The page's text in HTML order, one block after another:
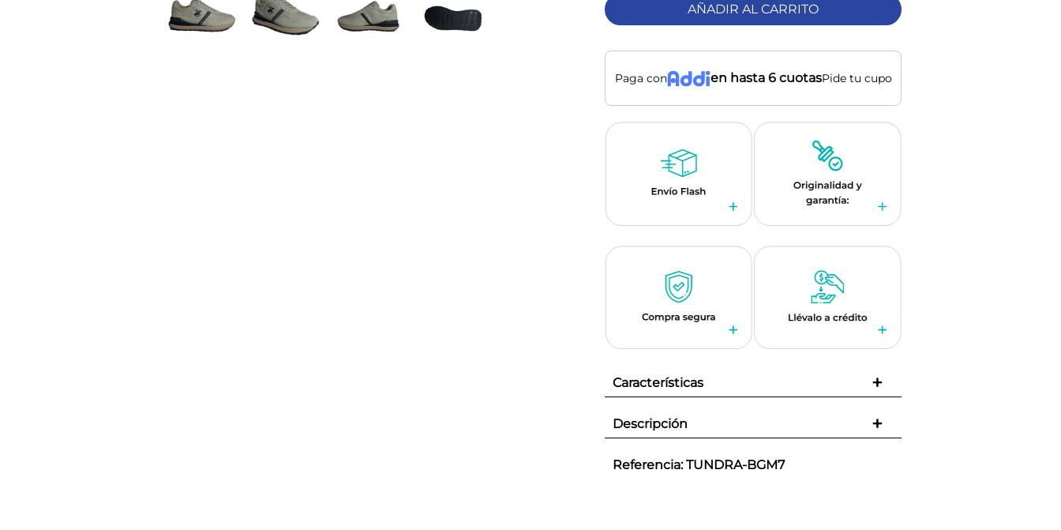
AÑADIR AL CARRITO
Paga con en hasta 6 cuotasPide tu cupo
Características +
Descripción +
Referencia:TUNDRA-BGM7